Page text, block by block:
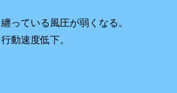
纏っている風圧が弱くなる。
行動速度低下。